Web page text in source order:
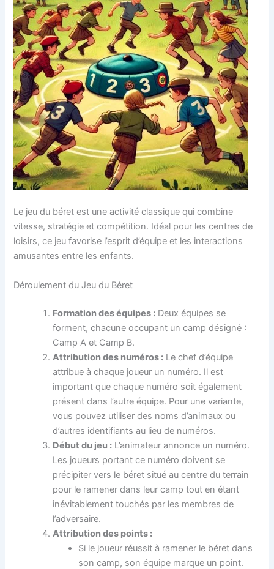
Le jeu du béret est une activité classique qui combine
vitesse, stratégie et compétition. Idéal pour les centres de
loisirs, ce jeu favorise l’esprit d’équipe et les interactions
amusantes entre les enfants.
Déroulement du Jeu du Béret
Formation des équipes : Deux équipes se
forment, chacune occupant un camp désigné :
Camp A et Camp B.
Attribution des numéros : Le chef d’équipe
attribue à chaque joueur un numéro. Il est
important que chaque numéro soit également
présent dans l’autre équipe. Pour une variante,
vous pouvez utiliser des noms d’animaux ou
d’autres identifiants au lieu de numéros.
Début du jeu : L’animateur annonce un numéro.
Les joueurs portant ce numéro doivent se
précipiter vers le béret situé au centre du terrain
pour le ramener dans leur camp tout en étant
inévitablement touchés par les membres de
l’adversaire.
Attribution des points :
Si le joueur réussit à ramener le béret dans
son camp, son équipe marque un point.